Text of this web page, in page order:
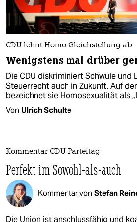
CDU lehnt Homo-Gleichstellung ab
Wenigstens mal drüber
Die CDU diskriminiert Schwule und
Steuerrecht auch in Zukunft. Auf
bezeichnet sie Homosexualität als
Von Ulrich Schulte
Kommentar CDU-Parteitag
Perfekt im Sowohl-als-auch
Kommentar von Stefan
Die Union ist anschlussfähig und